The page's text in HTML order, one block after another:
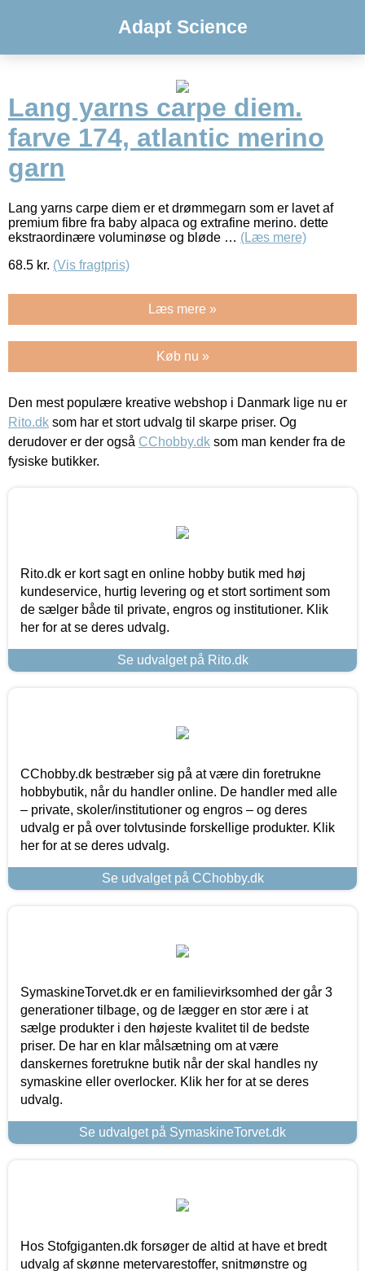
Adapt Science
Lang yarns carpe diem.
farve 174, atlantic merino
garn
Lang yarns carpe diem er et drømmegarn som er lavet af
premium fibre fra baby alpaca og extrafine merino. dette
ekstraordinære voluminøse og bløde … (Læs mere)
68.5 kr. (Vis fragtpris)
Læs mere »
Køb nu »
Den mest populære kreative webshop i Danmark lige nu er
Rito.dk som har et stort udvalg til skarpe priser. Og
derudover er der også CChobby.dk som man kender fra de
fysiske butikker.
Rito.dk er kort sagt en online hobby butik med høj
kundeservice, hurtig levering og et stort sortiment som
de sælger både til private, engros og institutioner. Klik
her for at se deres udvalg.
Se udvalget på Rito.dk
CChobby.dk bestræber sig på at være din foretrukne
hobbybutik, når du handler online. De handler med alle
– private, skoler/institutioner og engros – og deres
udvalg er på over tolvtusinde forskellige produkter. Klik
her for at se deres udvalg.
Se udvalget på CChobby.dk
SymaskineTorvet.dk er en familievirksomhed der går 3
generationer tilbage, og de lægger en stor ære i at
sælge produkter i den højeste kvalitet til de bedste
priser. De har en klar målsætning om at være
danskernes foretrukne butik når der skal handles ny
symaskine eller overlocker. Klik her for at se deres
udvalg.
Se udvalget på SymaskineTorvet.dk
Hos Stofgiganten.dk forsøger de altid at have et bredt
udvalg af skønne metervarestoffer, snitmønstre og